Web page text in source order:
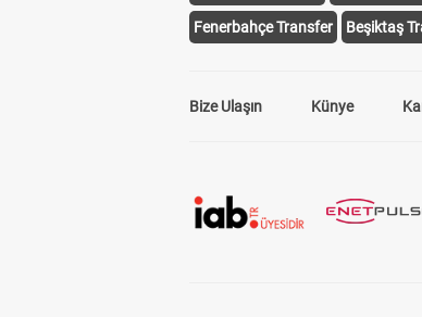
Fenerbahçe Transfer Beşiktaş
Bize Ulaşın Künye